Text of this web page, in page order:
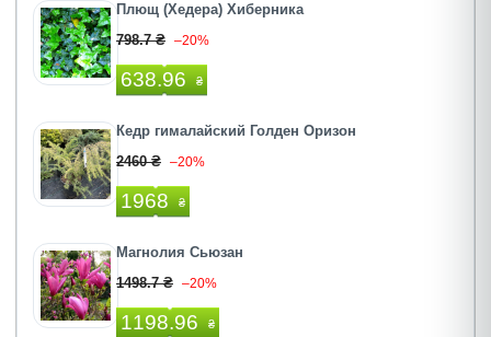
Плющ (Хедера) Хиберника
798.7 ₴ –20%
638.96 ₴
Кедр гималайский Голден Оризон
2460 ₴ –20%
1968 ₴
Магнолия Сьюзан
1498.7 ₴ –20%
1198.96 ₴